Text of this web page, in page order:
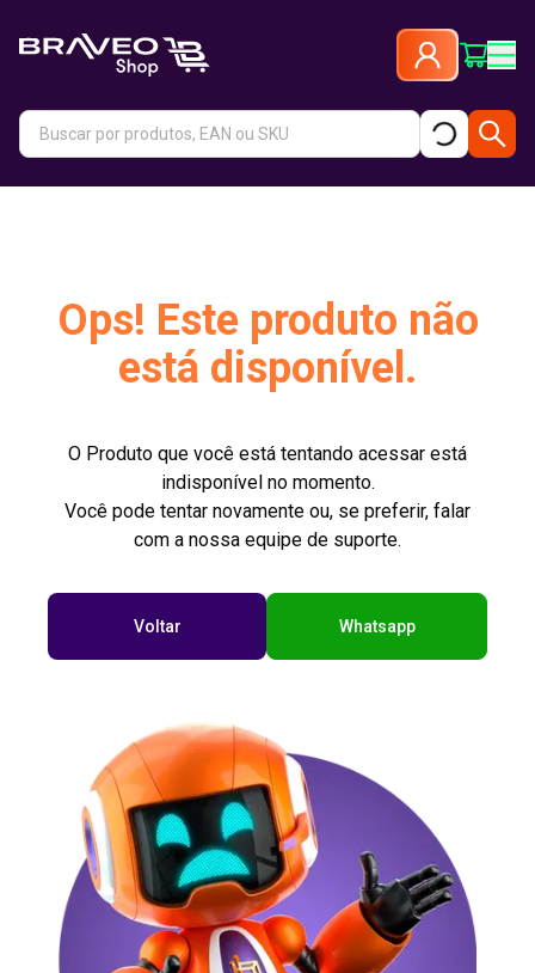
Ops! Este produto não
está disponível.
O Produto que você está tentando acessar está
indisponível no momento.
Você pode tentar novamente ou, se preferir, falar
com a nossa equipe de suporte.
Voltar Whatsapp